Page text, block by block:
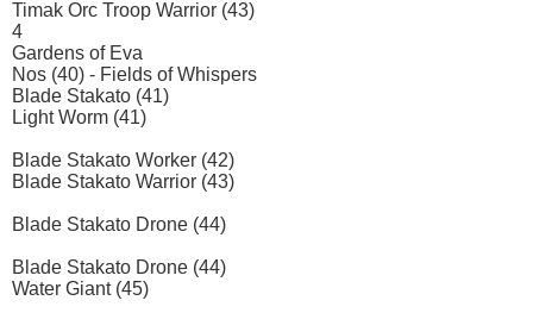
Timak Orc Troop Warrior (43)
4
Gardens of Eva
Nos (40) - Fields of Whispers
Blade Stakato (41)
Light Worm (41)
Blade Stakato Worker (42)
Blade Stakato Warrior (43)
Blade Stakato Drone (44)
Blade Stakato Drone (44)
Water Giant (45)